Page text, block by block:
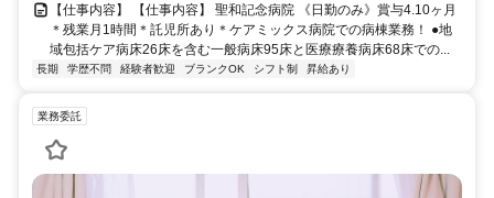
【仕事内容】 【仕事内容】 聖和記念病院 《日勤のみ》賞与4.10ヶ月
＊残業月1時間＊託児所あり＊ケアミックス病院での病棟業務！ ●地
域包括ケア病床26床を含む一般病床95床と医療療養病床68床での...
長期 学歴不問 経験者歓迎 ブランクOK シフト制 昇給あり
業務委託